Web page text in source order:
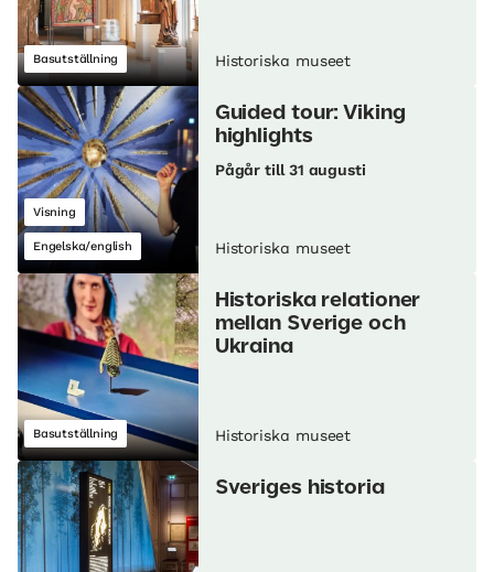
Basutställning Historiska museet
Visning
Engelska/english
Guided tour: Viking
highlights
Pågår till 31 augusti
Historiska museet
Basutställning
Historiska relationer
mellan Sverige och
Ukraina
Historiska museet
Sveriges historia